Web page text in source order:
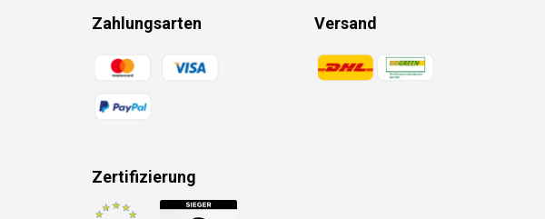
Zahlungsarten
Zahlungsmethoden
Versand
Zahlungsmethoden
Zertifizierung
Zahlungsmethoden